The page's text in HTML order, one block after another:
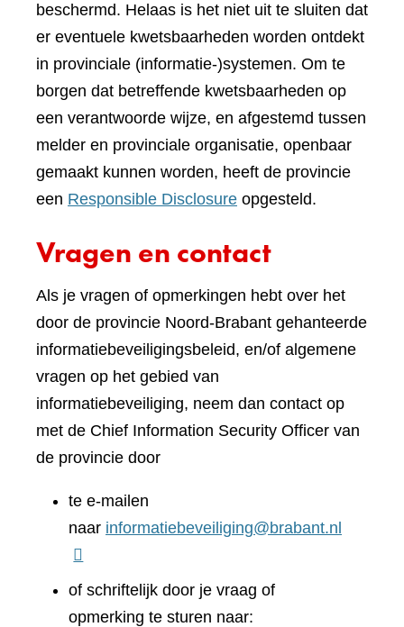
beschermd. Helaas is het niet uit te sluiten dat
er eventuele kwetsbaarheden worden ontdekt
in provinciale (informatie-)systemen. Om te
borgen dat betreffende kwetsbaarheden op
een verantwoorde wijze, en afgestemd tussen
melder en provinciale organisatie, openbaar
gemaakt kunnen worden, heeft de provincie
een Responsible Disclosure opgesteld.
Vragen en contact
Als je vragen of opmerkingen hebt over het
door de provincie Noord-Brabant gehanteerde
informatiebeveiligingsbeleid, en/of algemene
vragen op het gebied van
informatiebeveiliging, neem dan contact op
met de Chief Information Security Officer van
de provincie door
te e-mailen
naar informatiebeveiliging@brabant.nl
of schriftelijk door je vraag of
opmerking te sturen naar: